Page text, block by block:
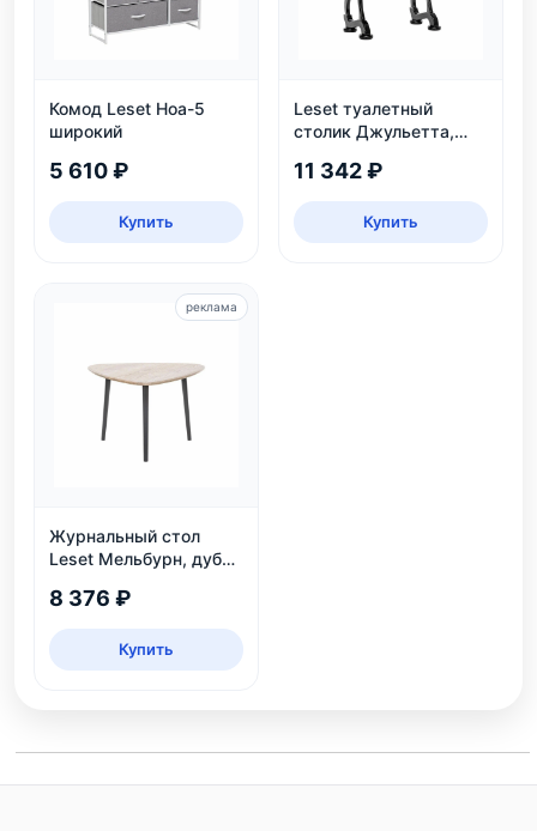
Комод Leset Ноа-5
широкий
5 610 ₽
Купить
Leset туалетный
столик Джульетта,
11 342 ₽
Купить
Журнальный стол
Leset Мельбурн, дуб
8 376 ₽
Купить
реклама